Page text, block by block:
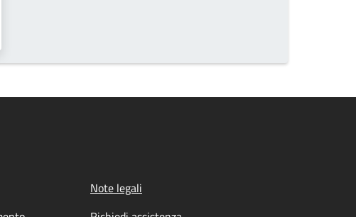
Note legali